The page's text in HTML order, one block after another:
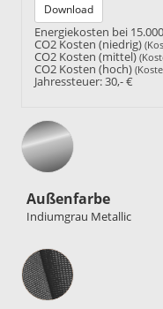
Download
Energiekosten bei
CO2 Kosten (niedrig)
CO2 Kosten (mittel)
CO2 Kosten (hoch)
Jahressteuer:30,- €
Außenfarbe
Indiumgrau Metallic
Innenausstattung